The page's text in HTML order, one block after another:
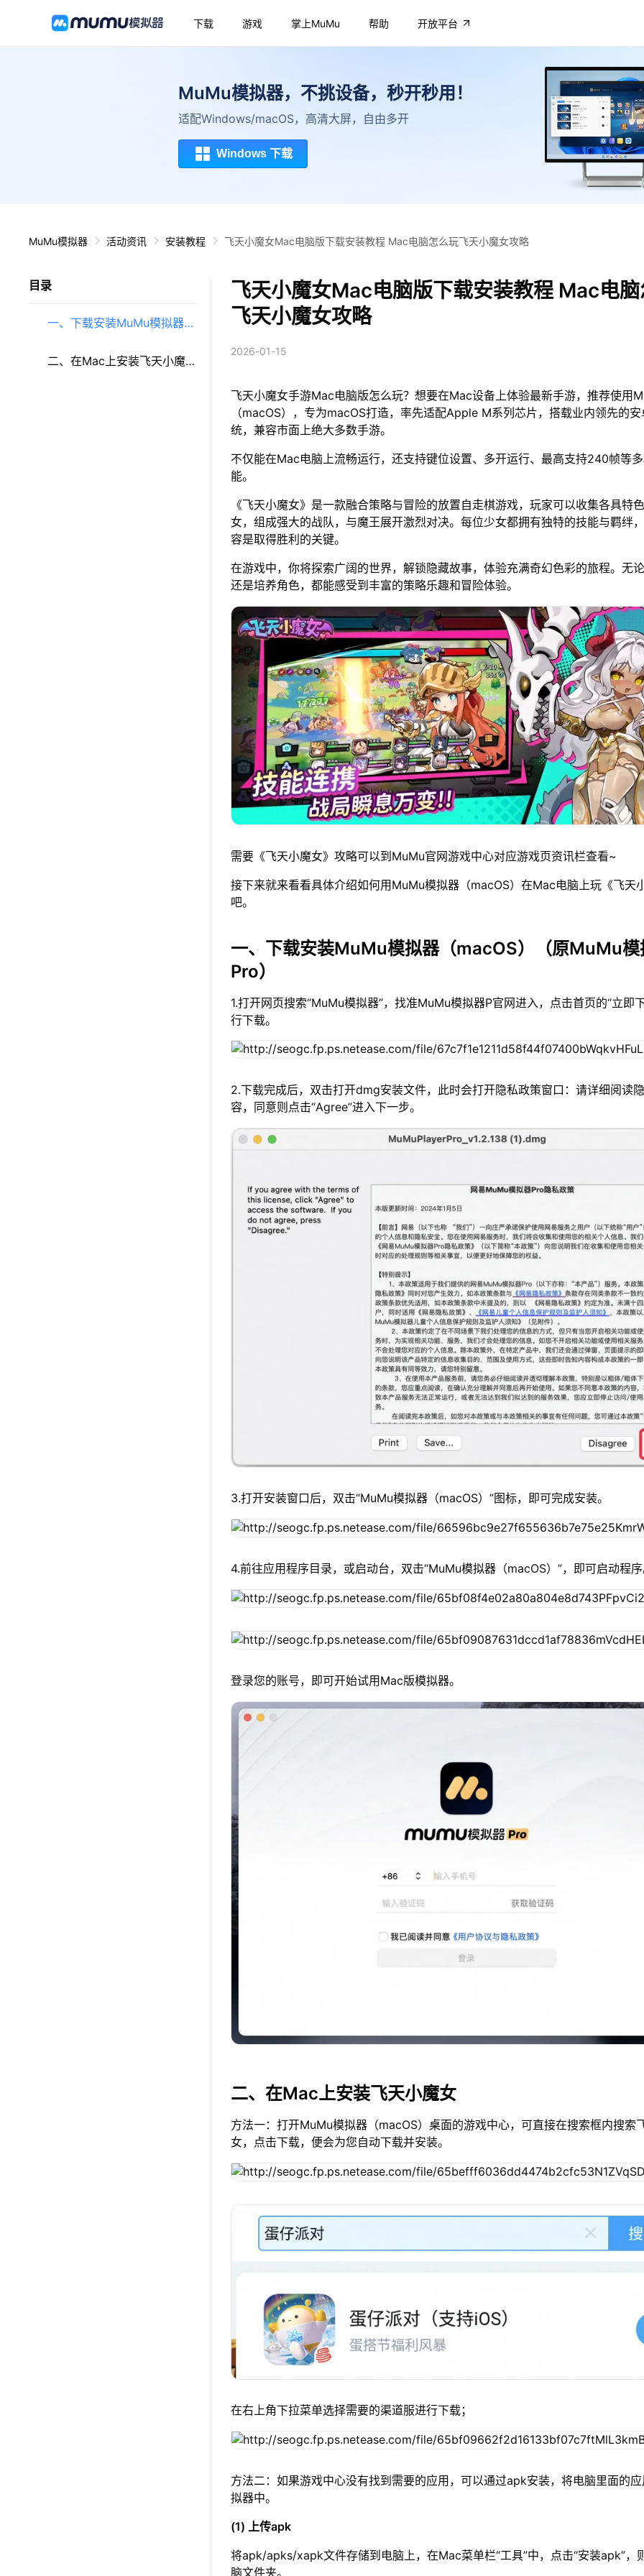
下载 游戏 掌上MuMu 帮助 开放平台
MuMu模拟器，不挑设备，秒开秒用！
适配Windows/macOS，高清大屏，自由多开
Windows 下载
MuMu模拟器 活动资讯 安装教程 飞天小魔女Mac电脑版下载安装教程 Mac电脑怎么玩飞天小魔女攻略
目录
一、下载安装MuMu模拟器
（macOS）（原MuMu模拟
二、在Mac上安装飞天小魔
飞天小魔女Mac电脑版下载安装教程 Mac电
飞天小魔女攻略
2026-01-15
飞天小魔女手游Mac电脑版怎么玩？想要在Mac设备上体验最新手游，推荐使用
（macOS），专为macOS打造，率先适配Apple M系列芯片，搭载业内领先的
统，兼容市面上绝大多数手游。
不仅能在Mac电脑上流畅运行，还支持键位设置、多开运行、最高支持240帧等
能。
《飞天小魔女》是一款融合策略与冒险的放置自走棋游戏，玩家可以收集各具特
女，组成强大的战队，与魔王展开激烈对决。每位少女都拥有独特的技能与羁绊
容是取得胜利的关键。
在游戏中，你将探索广阔的世界，解锁隐藏故事，体验充满奇幻色彩的旅程。无
还是培养角色，都能感受到丰富的策略乐趣和冒险体验。
需要《飞天小魔女》攻略可以到MuMu官网游戏中心对应游戏页资讯栏查看~
接下来就来看看具体介绍如何用MuMu模拟器（macOS）在Mac电脑上玩《飞天
吧。
一、下载安装MuMu模拟器（macOS）（原MuMu模
Pro）
1.打开网页搜索“MuMu模拟器”，找准MuMu模拟器P官网进入，点击首页的“立即
行下载。
2.下载完成后，双击打开dmg安装文件，此时会打开隐私政策窗口：请详细阅读
容，同意则点击“Agree”进入下一步。
3.打开安装窗口后，双击“MuMu模拟器（macOS）”图标，即可完成安装。
4.前往应用程序目录，或启动台，双击“MuMu模拟器（macOS）”，即可启动程
登录您的账号，即可开始试用Mac版模拟器。
二、在Mac上安装飞天小魔女
方法一：打开MuMu模拟器（macOS）桌面的游戏中心，可直接在搜索框内搜索
女，点击下载，便会为您自动下载并安装。
在右上角下拉菜单选择需要的渠道服进行下载；
方法二：如果游戏中心没有找到需要的应用，可以通过apk安装，将电脑里面的
拟器中。
(1) 上传apk
将apk/apks/xapk文件存储到电脑上，在Mac菜单栏“工具”中，点击“安装apk”，
脑文件夹。